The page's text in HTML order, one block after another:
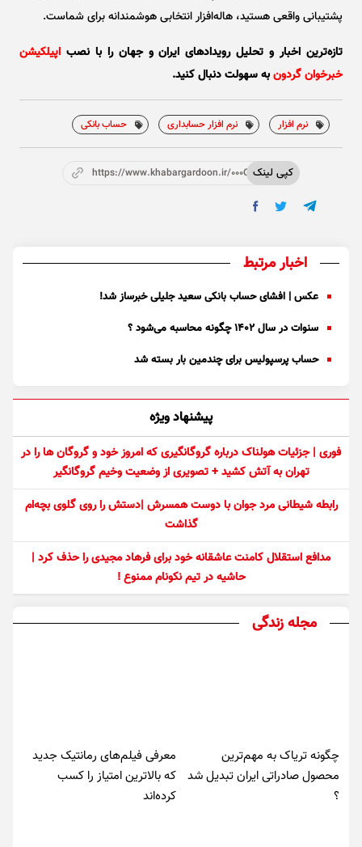
پشتیبانی واقعی هستید، هاله‌افزار انتخابی هوشمندانه برای شماست.
تازه‌ترین اخبار و تحلیل‌ رویدادهای ایران و جهان را با نصب اپیلکیشن
خبرخوان گردونبه سهولت دنبال کنید.
نرم افزار نرم افزار حسابداری حساب بانکی
کپی لینکhttps://www.khabargardoon.ir/000OrW
اخبار مرتبط
عکس | افشای حساب بانکی سعید جلیلی خبرساز شد!
سنوات در سال ۱۴۰۲ چگونه محاسبه می‌شود ؟
حساب پرسپولیس برای چندمین بار بسته شد
پیشنهاد ویژه
فوری | جزئیات هولناک درباره گروگانگیری که امروز خود و گروگان ها را در
تهران به آتش کشید + تصویری از وضعیت وخیم گروگانگیر
رابطه شیطانی مرد جوان با دوست همسرش |دستش را روی گلوی بچه‌ام
گذاشت
مدافع استقلال کامنت عاشقانه خود برای فرهاد مجیدی را حذف کرد |
حاشیه در تیم نکونام ممنوع !
مجله زندگی
چگونه تریاک به مهم‌ترین
محصول صادراتی ایران تبدیل شد
؟
معرفی فیلم‌های رمانتیک جدید
که بالاترین امتیاز را کسب
کرده‌اند